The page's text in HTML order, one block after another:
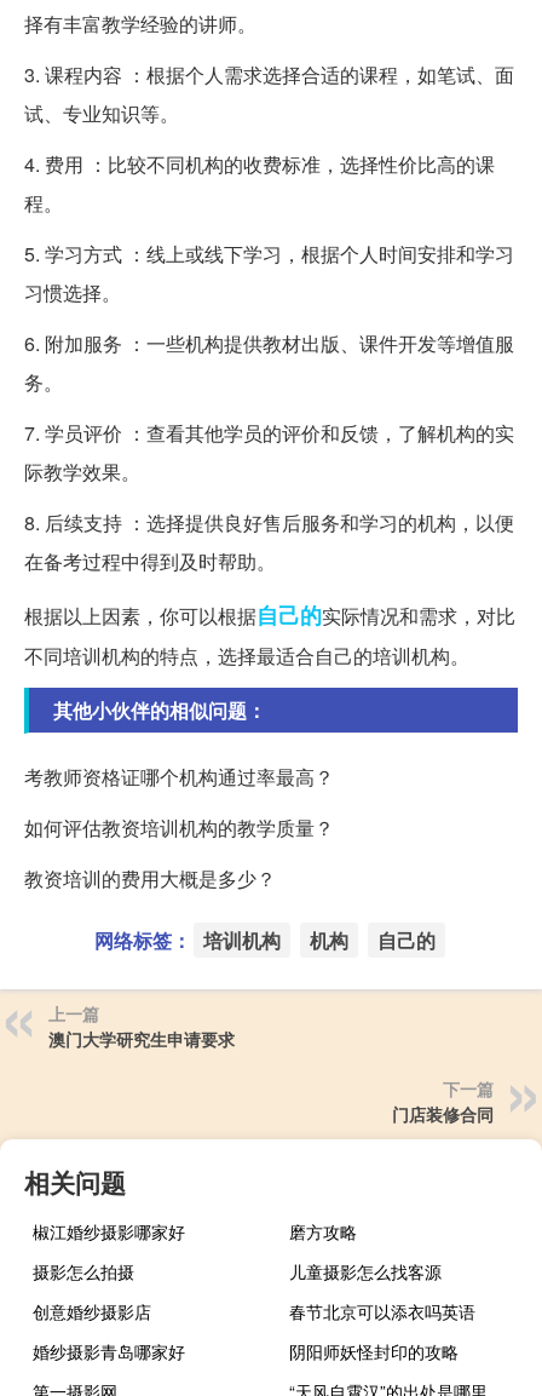
择有丰富教学经验的讲师。
3. 课程内容 ：根据个人需求选择合适的课程，如笔试、面
试、专业知识等。
4. 费用 ：比较不同机构的收费标准，选择性价比高的课
程。
5. 学习方式 ：线上或线下学习，根据个人时间安排和学习
习惯选择。
6. 附加服务 ：一些机构提供教材出版、课件开发等增值服
务。
7. 学员评价 ：查看其他学员的评价和反馈，了解机构的实
际教学效果。
8. 后续支持 ：选择提供良好售后服务和学习的机构，以便
在备考过程中得到及时帮助。
根据以上因素，你可以根据自己的实际情况和需求，对比
不同培训机构的特点，选择最适合自己的培训机构。
其他小伙伴的相似问题：
考教师资格证哪个机构通过率最高？
如何评估教资培训机构的教学质量？
教资培训的费用大概是多少？
网络标签： 培训机构 机构 自己的
上一篇
澳门大学研究生申请要求
下一篇
门店装修合同
相关问题
椒江婚纱摄影哪家好
磨方攻略
摄影怎么拍摄
儿童摄影怎么找客源
创意婚纱摄影店
春节北京可以添衣吗英语
婚纱摄影青岛哪家好
阴阳师妖怪封印的攻略
第一摄影网
“天风自霄汉”的出处是哪里